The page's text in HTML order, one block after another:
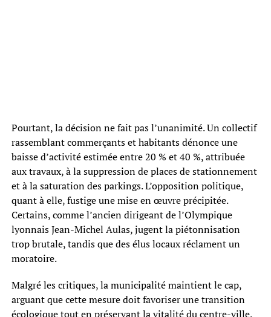
Pourtant, la décision ne fait pas l’unanimité. Un collectif
rassemblant commerçants et habitants dénonce une
baisse d’activité estimée entre 20 % et 40 %, attribuée
aux travaux, à la suppression de places de stationnement
et à la saturation des parkings. L’opposition politique,
quant à elle, fustige une mise en œuvre précipitée.
Certains, comme l’ancien dirigeant de l’Olympique
lyonnais Jean-Michel Aulas, jugent la piétonnisation
trop brutale, tandis que des élus locaux réclament un
moratoire.
Malgré les critiques, la municipalité maintient le cap,
arguant que cette mesure doit favoriser une transition
écologique tout en préservant la vitalité du centre-ville.